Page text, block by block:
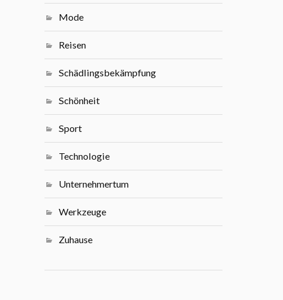
Mode
Reisen
Schädlingsbekämpfung
Schönheit
Sport
Technologie
Unternehmertum
Werkzeuge
Zuhause